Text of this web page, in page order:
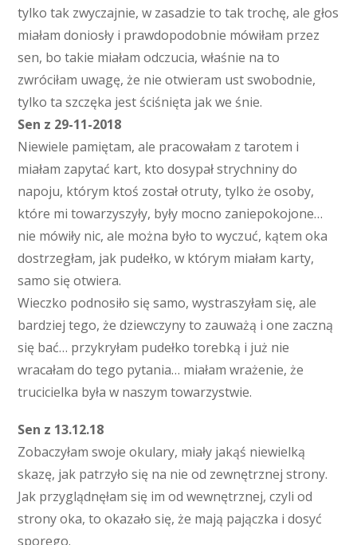
tylko tak zwyczajnie, w zasadzie to tak trochę, ale głos
miałam doniosły i prawdopodobnie mówiłam przez
sen, bo takie miałam odczucia, właśnie na to
zwróciłam uwagę, że nie otwieram ust swobodnie,
tylko ta szczęka jest ściśnięta jak we śnie.
Sen z 29-11-2018
Niewiele pamiętam, ale pracowałam z tarotem i
miałam zapytać kart, kto dosypał strychniny do
napoju, którym ktoś został otruty, tylko że osoby,
które mi towarzyszyły, były mocno zaniepokojone…
nie mówiły nic, ale można było to wyczuć, kątem oka
dostrzegłam, jak pudełko, w którym miałam karty,
samo się otwiera.
Wieczko podnosiło się samo, wystraszyłam się, ale
bardziej tego, że dziewczyny to zauważą i one zaczną
się bać… przykryłam pudełko torebką i już nie
wracałam do tego pytania… miałam wrażenie, że
trucicielka była w naszym towarzystwie.
Sen z 13.12.18
Zobaczyłam swoje okulary, miały jakąś niewielką
skazę, jak patrzyło się na nie od zewnętrznej strony.
Jak przyglądnęłam się im od wewnętrznej, czyli od
strony oka, to okazało się, że mają pajączka i dosyć
sporego.